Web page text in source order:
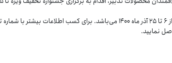
مدت زمان جشنواره از ۶ تا ۲۵ آذر ماه ۱۴۰۰ می‌باشد. برای کسب اطلاعات بیشتر با